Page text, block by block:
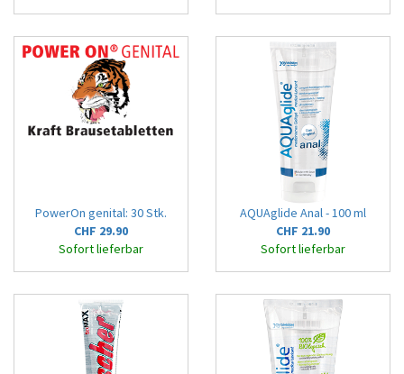
PowerOn genital: 30 Stk.
CHF 29.90
Sofort lieferbar
AQUAglide Anal - 100 ml
CHF 21.90
Sofort lieferbar